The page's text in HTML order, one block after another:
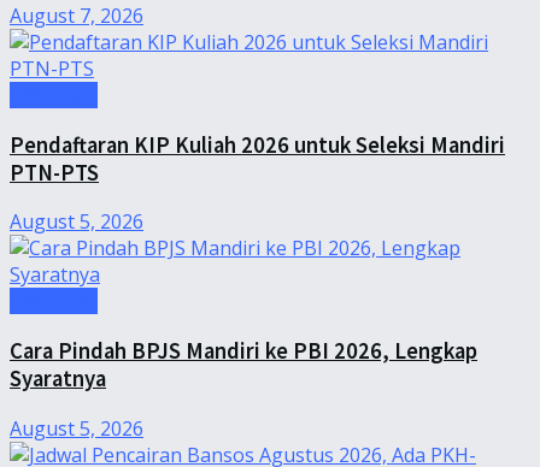
August 7, 2026
Pendaftaran KIP Kuliah 2026 untuk Seleksi Mandiri
PTN-PTS
August 5, 2026
Cara Pindah BPJS Mandiri ke PBI 2026, Lengkap
Syaratnya
August 5, 2026